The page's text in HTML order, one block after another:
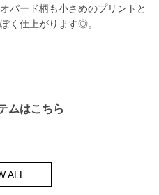
パード柄も小さめのプリントと
く仕上がります◎。
ムはこちら
ALL